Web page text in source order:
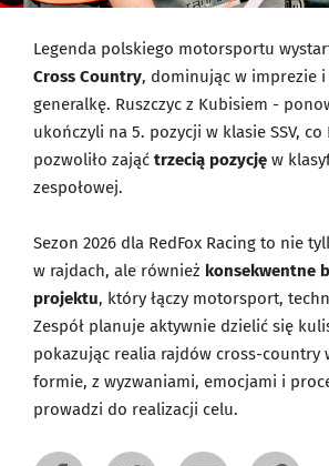
Legenda polskiego motorsportu
Cross Country, dominując w imprezie i
generalkę. Ruszczyc z Kubisiem -
ukończyli na 5. pozycji w klasie SSV, co
pozwoliło zająć trzecią pozycję w
zespołowej.
Sezon 2026 dla RedFox Racing to nie
w rajdach, ale również konsekwentne
projektu, który łączy motorsport,
Zespół planuje aktywnie dzielić się
pokazując realia rajdów cross-country
formie, z wyzwaniami, emocjami i
prowadzi do realizacji celu.